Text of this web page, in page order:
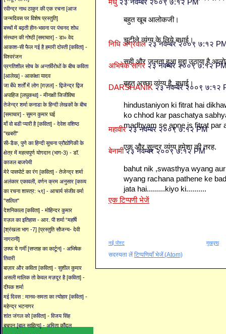
रवीन्द्र नाथ ठाकुर की एक रचना [आज
जन्मदिवस पर विशेष प्रस्तुति]
बच्चों में बढ़ती हीन-भावना पर पंचनद शोध
संस्थान की गोष्ठी [समाचार] - डा० वेद
आकाश-सी फैल गई है हमारी दोस्ती [कविता] -
विश्वरंजन
प्रगतिशील सोच के अन्तर्विरोधों के बीच कविता
[आलेख] - आकांक्षा यादव
जा बँधे शर्तों में लोग [ग़ज़ल] - द्विजेन्द्र द्विज
अपाहिज [लघुकथा] - मीनाक्षी जिजीविषा
तेजेन्द्र शर्मा कनाडा के हिन्दी लेखकों के बीच
[समाचार] - सुमन कुमार घई
माँ वो बडी प्यारी है [कविता] - देवेश वशिष्ठ
"खबरी"
सी-डैक, पुणे का हिन्दी सूचना प्रौद्योगिकी के
क्षेत्र में महत्वपूर्ण योगदान (भाग-3) - डॉ.
काजल बाजपेयी
मेरे पासपोर्ट का रंग [कविता] - तेजेन्द्र शर्मा
अलंकार एकावली, वर्णन क्रम अनुसार [काव्य
का रचना शास्त्र: ५९] - आचार्य संजीव वर्मा
"सलिल"
देशनिकाला [कविता] - मोहिन्दर कुमार
ग़ज़ल का इतिहास - आर. पी शर्मा “महर्षि
[श्रंखला भाग -7] [प्रस्तुति सौजन्य- देवी
नागरानी]
उफ्फ ये गर्मी [सप्ताह का कार्टून] - अभिषेक
तिवारी
बाज़ार और कविता [कविता] - सुशील कुमार
असली मालिक तो केवल मज़दूर है [कविता] -
दीपक शर्मा
मई दिवस : मानव-समता का त्योहार [कविता] -
महेन्द्र भटनागर
शांत जंगल को [कविता] - विजय सिंह
बचपन [बाल साहित्य] - अमिता कौंदल
मधु २३ नवम्बर २००९ ७:१२ PM
बहुत खूब आलोकजी।
चुटीले व्‍यंग्‍य के लिये बधाई।
निधि अग्रवाल २३ नवम्बर २००९ ७:१२
सही और जलता हुआ मुद्दा उठाया है
अभिषेक सागर २३ नवम्बर २००९ ७:१२
बहुत अच्छा व्यंग्य है, बधाई।
DARSHANIK२३ नवम्बर २००९ ७:१२
hindustaniyon ki fitrat hai
ko chhod kar paschatya
madhyam se apne is fitrat par
महावीर २३ नवम्बर २००९ ७:१२ PM
एक और सुन्दर व्यंग्य हमेशा की तरह.
बेनामी२३ नवम्बर २००९ ७:१२ PM
bahut nik ,swasthya wyang
wyang rachana pathene ke
jata hai.........kiyo ki..........
एक टिप्पणी भेजें
नई पोस्ट मुखपृष्ठ
सदस्यता लें टिप्पणियाँ भेजें (Atom)